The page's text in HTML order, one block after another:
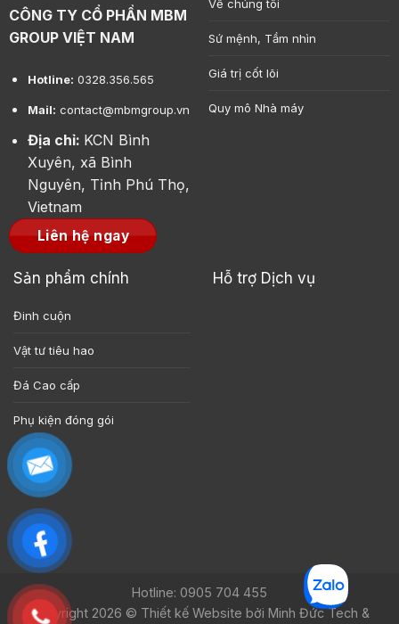
CÔNG TY CỔ PHẦN MBM
GROUP VIỆT NAM
Hotline: 0328.356.565
Mail: contact@mbmgroup.vn
Địa chỉ: KCN Bình
Xuyên, xã Bình
Nguyên, Tỉnh Phú Thọ,
Vietnam
Liên hệ ngay
Về chúng tôi
Sứ mệnh, Tầm nhìn
Giá trị cốt lõi
Quy mô Nhà máy
Sản phẩm chính
Đinh cuộn
Vật tư tiêu hao
Đá Cao cấp
Phụ kiện đóng gói
Hỗ trợ Dịch vụ
Hotline: 0905 704 455
Copyright 2026 © Thiết kế Website bởi Minh Đức Tech &